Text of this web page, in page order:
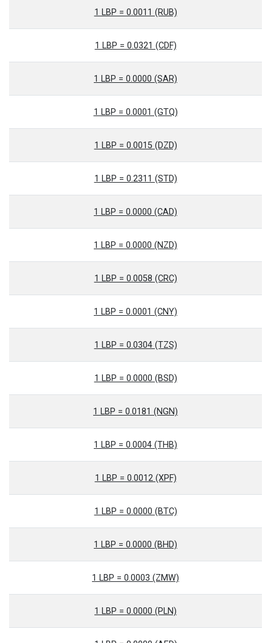
1 LBP = 0.0011 (RUB)
1 LBP = 0.0321 (CDF)
1 LBP = 0.0000 (SAR)
1 LBP = 0.0001 (GTQ)
1 LBP = 0.0015 (DZD)
1 LBP = 0.2311 (STD)
1 LBP = 0.0000 (CAD)
1 LBP = 0.0000 (NZD)
1 LBP = 0.0058 (CRC)
1 LBP = 0.0001 (CNY)
1 LBP = 0.0304 (TZS)
1 LBP = 0.0000 (BSD)
1 LBP = 0.0181 (NGN)
1 LBP = 0.0004 (THB)
1 LBP = 0.0012 (XPF)
1 LBP = 0.0000 (BTC)
1 LBP = 0.0000 (BHD)
1 LBP = 0.0003 (ZMW)
1 LBP = 0.0000 (PLN)